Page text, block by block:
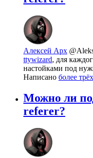
Алексей Арх
ttywizard, для
настойками под
Написано более
Можно ли
referer?